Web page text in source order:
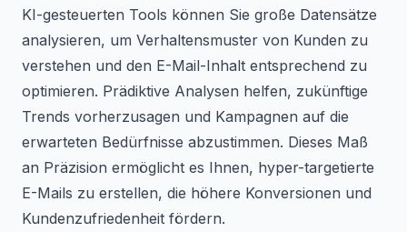
KI-gesteuerten Tools können Sie große Datensätze
analysieren, um Verhaltensmuster von Kunden zu
verstehen und den E-Mail-Inhalt entsprechend zu
optimieren. Prädiktive Analysen helfen, zukünftige
Trends vorherzusagen und Kampagnen auf die
erwarteten Bedürfnisse abzustimmen. Dieses Maß
an Präzision ermöglicht es Ihnen, hyper-targetierte
E-Mails zu erstellen, die höhere Konversionen und
Kundenzufriedenheit fördern.